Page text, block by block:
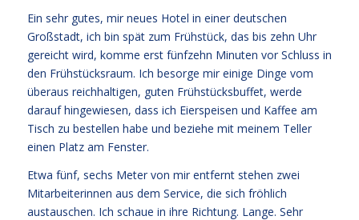
Ein sehr gutes, mir neues Hotel in einer deutschen
Großstadt, ich bin spät zum Frühstück, das bis zehn Uhr
gereicht wird, komme erst fünfzehn Minuten vor Schluss in
den Frühstücksraum. Ich besorge mir einige Dinge vom
überaus reichhaltigen, guten Frühstücksbuffet, werde
darauf hingewiesen, dass ich Eierspeisen und Kaffee am
Tisch zu bestellen habe und beziehe mit meinem Teller
einen Platz am Fenster.
Etwa fünf, sechs Meter von mir entfernt stehen zwei
Mitarbeiterinnen aus dem Service, die sich fröhlich
austauschen. Ich schaue in ihre Richtung. Lange. Sehr